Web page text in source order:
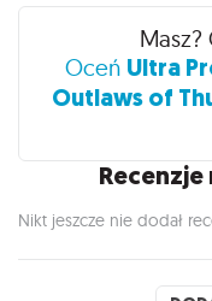
Recenzje
Masz?
Oceń Ultra
Outlaws of
Nikt jeszcze nie dodał